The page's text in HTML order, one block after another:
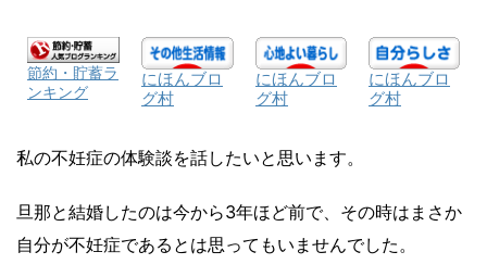
節約・貯蓄ラ
ンキング
にほんブロ
グ村
にほんブロ
グ村
にほんブロ
グ村
私の不妊症の体験談を話したいと思います。
旦那と結婚したのは今から3年ほど前で、その時はまさか
自分が不妊症であるとは思ってもいませんでした。